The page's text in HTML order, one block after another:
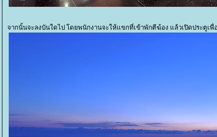
จากนั้นจะลงบันใดไป โดยพนักงานจะให้แขกที่เข้าพักตีฆ้อง แล้วเปิดประตูเพื่